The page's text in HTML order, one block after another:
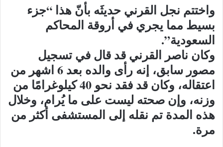
واختتم نجل القرني حديثَه بأنّ هذا “جزء
بسيط مما يجري في أروقة المحاكم
السعودية”.
وكان ناصر القرني قد قال في تسجيل
مصور سابق، إنه رأى والده بعد 6 اشهر من
اعتقاله، وكان قد فقد نحو 40 كيلوغرامًا من
وزنه، وإن صحته ليست على ما يُرام، وخلال
هذه المدة تم نقله إلى المستشفى أكثر من
مرة.